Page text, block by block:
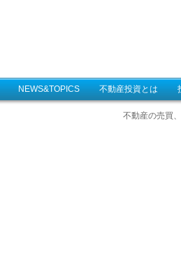
NEWS&TOPICS 不動産投資とは
不動産の売買